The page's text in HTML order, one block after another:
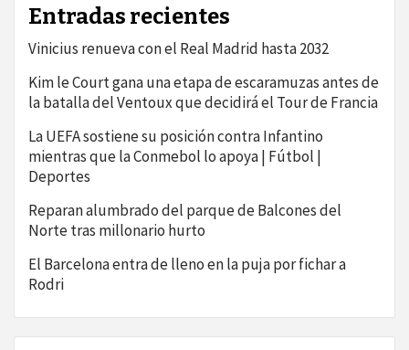
Entradas recientes
Vinicius renueva con el Real Madrid hasta 2032
Kim le Court gana una etapa de escaramuzas antes de
la batalla del Ventoux que decidirá el Tour de Francia
La UEFA sostiene su posición contra Infantino
mientras que la Conmebol lo apoya | Fútbol |
Deportes
Reparan alumbrado del parque de Balcones del
Norte tras millonario hurto
El Barcelona entra de lleno en la puja por fichar a
Rodri